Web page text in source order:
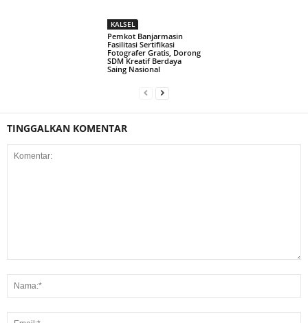
KALSEL
Pemkot Banjarmasin
Fasilitasi Sertifikasi
Fotografer Gratis, Dorong
SDM Kreatif Berdaya
Saing Nasional
TINGGALKAN KOMENTAR